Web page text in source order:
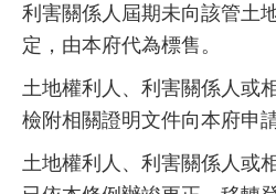
利害關係人屆期未向該管土
定，由本府代為標售。
土地權利人、利害關係人或
檢附相關證明文件向本府申
土地權利人、利害關係人或